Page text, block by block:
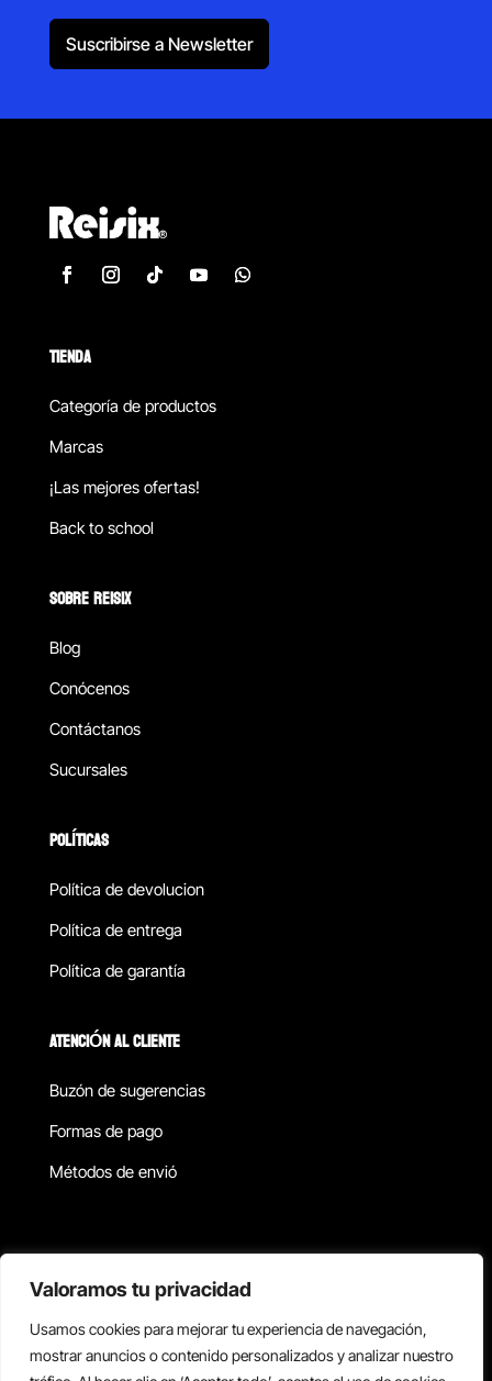
Valoramos tu privacidad
Usamos cookies para mejorar tu experiencia de navegación,
mostrar anuncios o contenido personalizados y analizar nuestro
Suscribirse a Newsletter
TIENDA
Categoría de productos
Marcas
¡Las mejores ofertas!
Back to school
SOBRE REISIX
Blog
Conócenos
Contáctanos
Sucursales
POLÍTICAS
Política de devolucion
Política de entrega
Política de garantía
ATENCIÓN AL CLIENTE
Buzón de sugerencias
Formas de pago
Métodos de envió
Copyright © 2026 Reisix. Todos los derechos reservados.